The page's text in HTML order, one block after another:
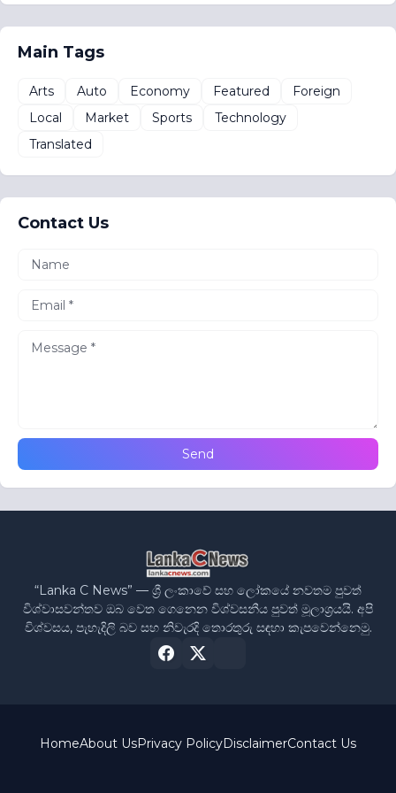
Main Tags
Arts Auto Economy Featured
Foreign
Local
Market Sports
Technology
Translated
Contact Us
“Lanka C News” — ශ්‍රී ලංකාවේ සහ ලෝකයේ නවතම පුවත්
විශ්වාසවන්තව ඔබ වෙත ගෙනෙන විශ්වසනීය පුවත් මූලාශ්‍රයයි. අපි
විශ්වසය, පැහැදිලි බව සහ නිවැරදි තොරතුරු සඳහා කැපවෙන්නෙමු.
HomeAbout UsPrivacy PolicyDisclaimerContact Us